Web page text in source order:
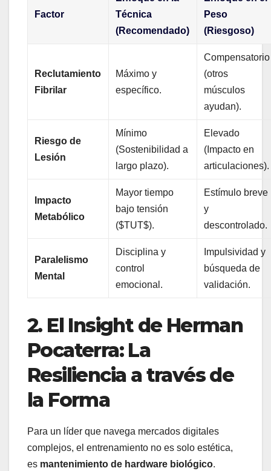
Factor
Técnica
(Recomendado)
Peso
(Riesgoso)
Reclutamiento
Fibrilar
Máximo y
específico.
Compensatorio
(otros
músculos
ayudan).
Riesgo de
Lesión
Mínimo
(Sostenibilidad a
largo plazo).
Elevado
(Impacto en
articulaciones).
Impacto
Metabólico
Mayor tiempo
bajo tensión
($TUT$).
Estímulo breve
y
descontrolado.
Paralelismo
Mental
Disciplina y
control
emocional.
Impulsividad y
búsqueda de
validación.
2. El Insight de Herman
Pocaterra: La
Resiliencia a través de
la Forma
Para un líder que navega mercados digitales
complejos, el entrenamiento no es solo estética,
es mantenimiento de hardware biológico.